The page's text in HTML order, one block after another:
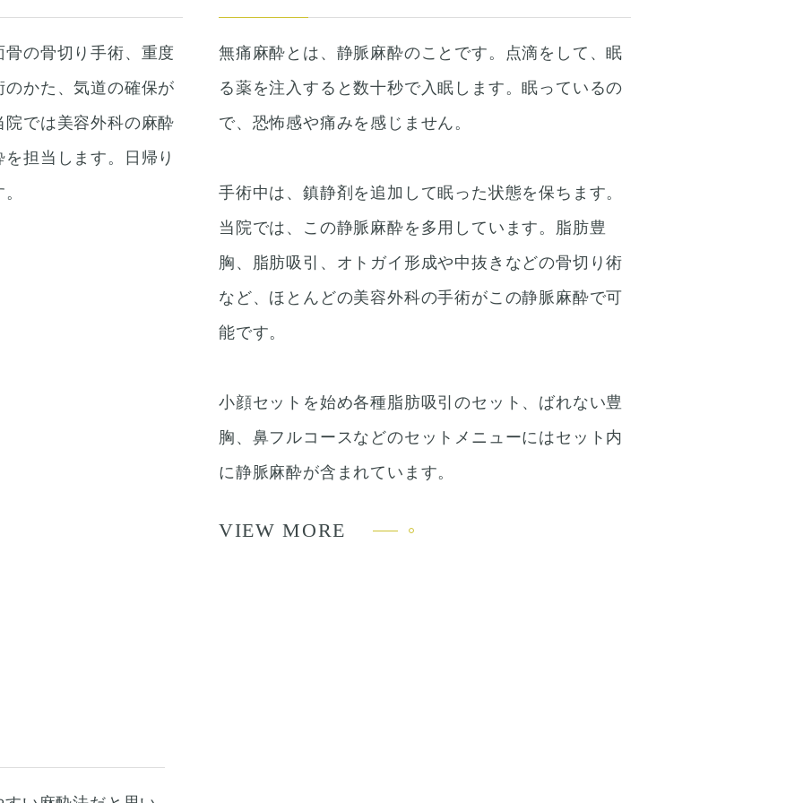
の骨切り手術、重度
かた、気道の確保が
では美容外科の麻酔
担当します。日帰り
無痛麻酔とは、静脈麻酔のことです。点滴をして、眠
る薬を注入すると数十秒で入眠します。眠っているの
で、恐怖感や痛みを感じません。
手術中は、鎮静剤を追加して眠った状態を保ちます。
当院では、この静脈麻酔を多用しています。脂肪豊
胸、脂肪吸引、オトガイ形成や中抜きなどの骨切り術
など、ほとんどの美容外科の手術がこの静脈麻酔で可
能です。
小顔セットを始め各種脂肪吸引のセット、ばれない豊
胸、鼻フルコースなどのセットメニューにはセット内
に静脈麻酔が含まれています。
VIEW MORE